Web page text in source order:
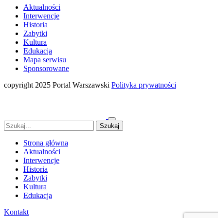
Aktualności
Interwencje
Historia
Zabytki
Kultura
Edukacja
Mapa serwisu
Sponsorowane
copyright 2025 Portal Warszawski Polityka prywatności
Strona główna
Aktualności
Interwencje
Historia
Zabytki
Kultura
Edukacja
Kontakt